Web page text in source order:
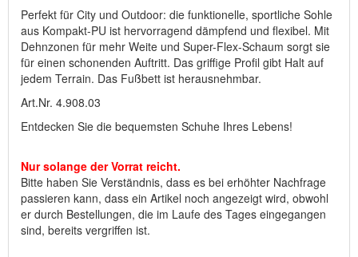
Perfekt für City und Outdoor: die funktionelle, sportliche Sohle
aus Kompakt-PU ist hervorragend dämpfend und flexibel. Mit
Dehnzonen für mehr Weite und Super-Flex-Schaum sorgt sie
für einen schonenden Auftritt. Das griffige Profil gibt Halt auf
jedem Terrain. Das Fußbett ist herausnehmbar.
Art.Nr. 4.908.03
Entdecken Sie die bequemsten Schuhe Ihres Lebens!
Nur solange der Vorrat reicht.
Bitte haben Sie Verständnis, dass es bei erhöhter Nachfrage
passieren kann, dass ein Artikel noch angezeigt wird, obwohl
er durch Bestellungen, die im Laufe des Tages eingegangen
sind, bereits vergriffen ist.